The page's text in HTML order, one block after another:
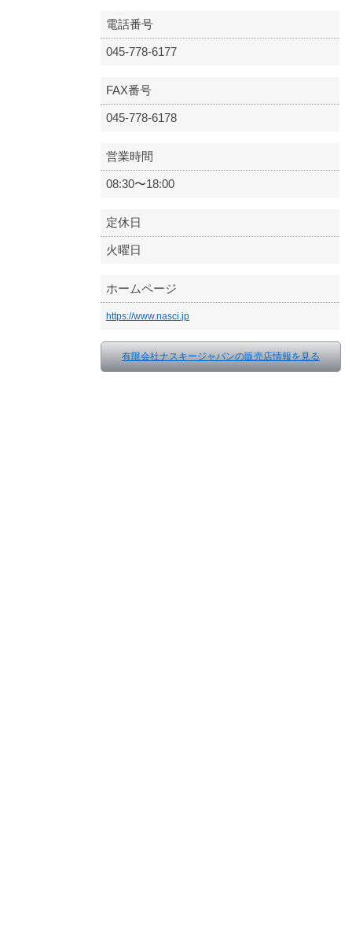
電話番号
045-778-6177
FAX番号
045-778-6178
営業時間
08:30〜18:00
定休日
火曜日
ホームページ
https://www.nasci.jp
有限会社ナスキージャパンの販売店情報を見る